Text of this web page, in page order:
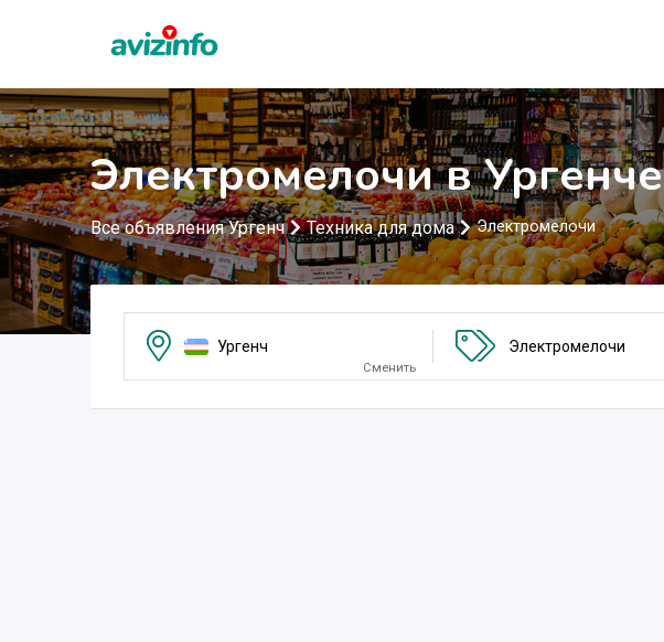
Электромелочи в Ургенче
Все объявления Ургенч Техника для дома Электромелочи
Ургенч
Сменить
Электромелочи